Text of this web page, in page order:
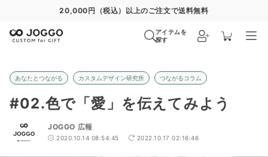
通常便 8/30 特急便 8/24 超特急便
アイテムを
探す
あなたとつながる カスタムデザイン研究所 つながるコラム
#02.色で「愛」を伝えてみよう
JOGGO 広報
2020.10.14 08:54:45 2022.10.17 02:16:46